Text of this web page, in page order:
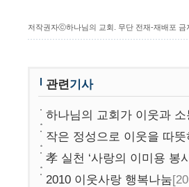
저작권자ⓒ하나님의 교회. 무단 전재-재배포 금
관련기사
하나님의 교회가 이웃과 소
작은 정성으로 이웃을 따뜻
孝 실천 ‘사랑의 이미용 봉
2010 이웃사랑 행복나눔